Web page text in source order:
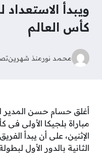
ويبدأ
كأس العالم
محمد نورمنذ شهرين
أغلق حسام حسن
مباراة بلجيكا الأولى
الإثنين، على أن يبدأ
الثانية بالدور الأول